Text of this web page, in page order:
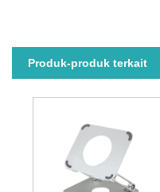
Produk-produk terkait